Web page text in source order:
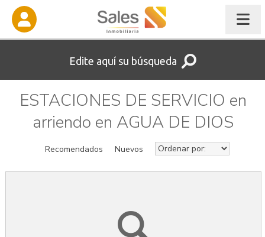
Edite aquí su búsqueda
ESTACIONES DE SERVICIO en
arriendo en AGUA DE DIOS
Recomendados Nuevos